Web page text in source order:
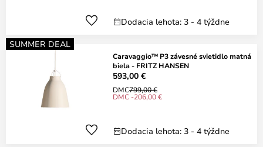
Dodacia lehota: 3 - 4 týždne
SUMMER DEAL
Caravaggio™ P3 závesné svietidlo matná
biela - FRITZ HANSEN
593,00 €
DMC799,00 €
DMC -206,00 €
Dodacia lehota: 3 - 4 týždne